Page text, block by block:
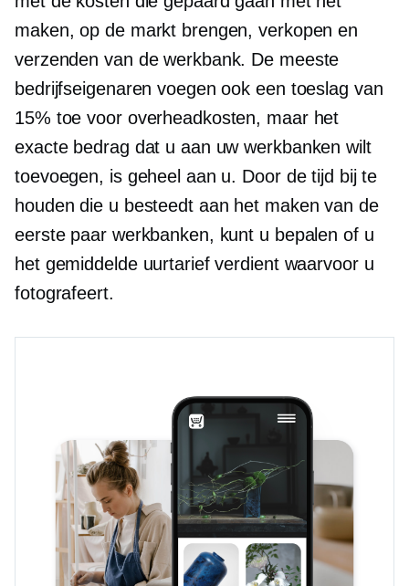
maken, op de markt brengen, verkopen en
verzenden van de werkbank. De meeste
bedrijfseigenaren voegen ook een toeslag van
15% toe voor overheadkosten, maar het
exacte bedrag dat u aan uw werkbanken wilt
toevoegen, is geheel aan u. Door de tijd bij te
houden die u besteedt aan het maken van de
eerste paar werkbanken, kunt u bepalen of u
het gemiddelde uurtarief verdient waarvoor u
fotografeert.